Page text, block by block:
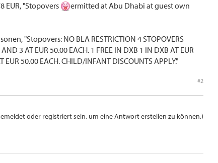
EUR, "Stopovers
ermitted at Abu Dhabi at guest own
"Stopovers: NO BLA RESTRICTION 4 STOPOVERS
3 AT EUR 50.00 EACH. 1 FREE IN DXB 1 IN DXB AT EUR
EUR 50.00 EACH. CHILD/INFANT DISCOUNTS APPLY."
#2
oder registriert sein, um eine Antwort erstellen zu können.)